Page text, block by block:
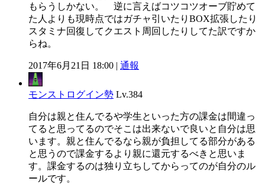
もらうしかない。 逆に言えばコツコツオーブ貯めて
た人よりも現時点ではガチャ引いたりBOX拡張したり
スタミナ回復してクエスト周回したりしてた訳ですか
らね。
2017年6月21日 18:00 | 通報
モンストログイン勢 Lv.384
自分は親と住んでるや学生といった方の課金は間違っ
てると思ってるのでそこは出来ないで良いと自分は思
います。親と住んでるなら親が負担してる部分がある
と思うので課金するより親に還元するべきと思いま
す。課金するのは独り立ちしてからってのが自分のル
ールです。